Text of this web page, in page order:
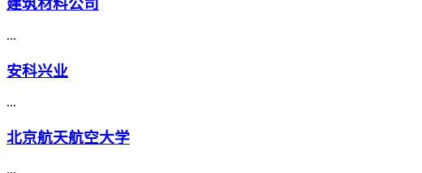
建筑材料公司
...
安科兴业
...
北京航天航空大学
...